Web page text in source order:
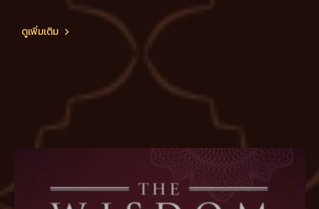
ดูเพิ่มเติม